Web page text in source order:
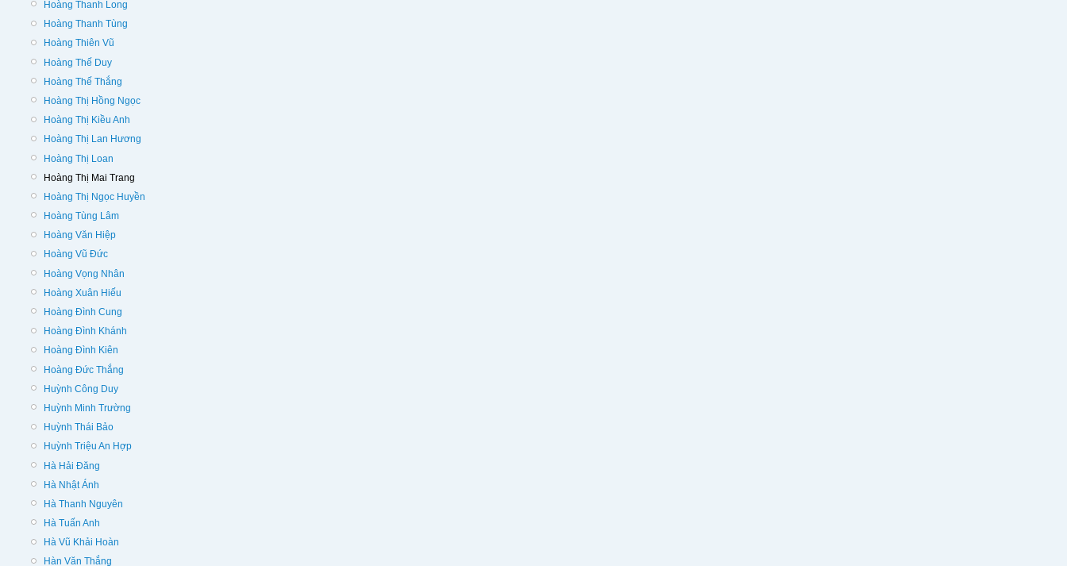
Hoàng Thanh Long
Hoàng Thanh Tùng
Hoàng Thiên Vũ
Hoàng Thế Duy
Hoàng Thế Thắng
Hoàng Thị Hồng Ngọc
Hoàng Thị Kiều Anh
Hoàng Thị Lan Hương
Hoàng Thị Loan
Hoàng Thị Mai Trang
Hoàng Thị Ngọc Huyền
Hoàng Tùng Lâm
Hoàng Văn Hiệp
Hoàng Vũ Đức
Hoàng Vọng Nhân
Hoàng Xuân Hiếu
Hoàng Đình Cung
Hoàng Đình Khánh
Hoàng Đình Kiên
Hoàng Đức Thắng
Huỳnh Công Duy
Huỳnh Minh Trường
Huỳnh Thái Bảo
Huỳnh Triệu An Hợp
Hà Hải Đăng
Hà Nhật Ánh
Hà Thanh Nguyên
Hà Tuấn Anh
Hà Vũ Khải Hoàn
Hàn Văn Thắng